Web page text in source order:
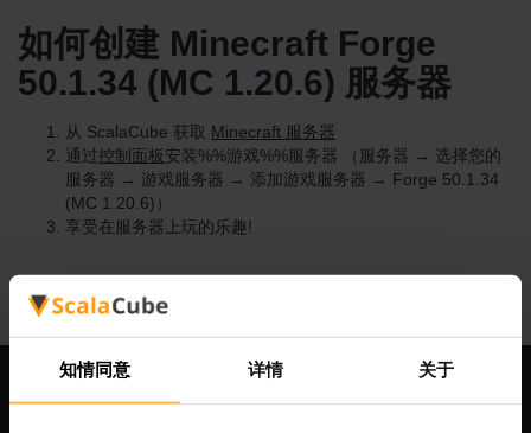
知情同意 详情 关于
如何创建 Minecraft Forge
50.1.34 (MC 1.20.6) 服务器
从 ScalaCube 获取 Minecraft 服务器
通过控制面板安装%%游戏%%服务器 （服务器 → 选择您的
服务器 → 游戏服务器 → 添加游戏服务器 → Forge 50.1.34
(MC 1.20.6)）
享受在服务器上玩的乐趣!
我们公司